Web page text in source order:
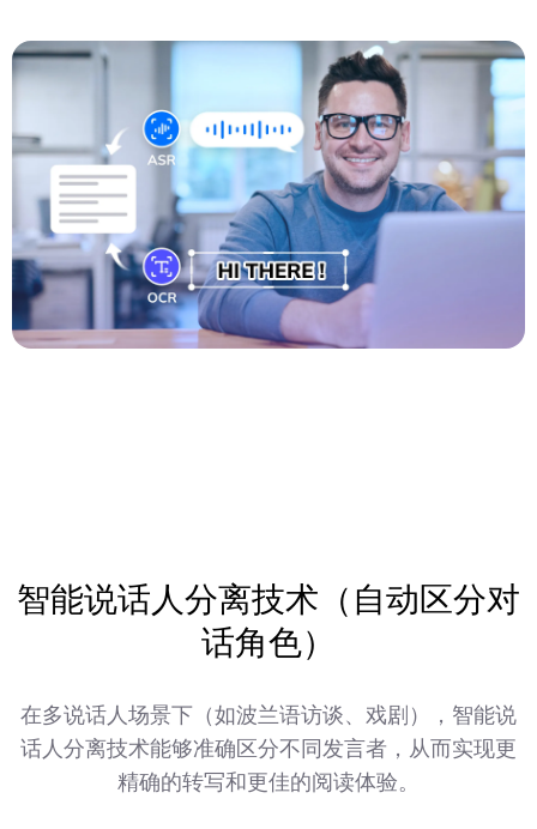
智能说话人分离技术（自动区分对
话角色）
在多说话人场景下（如波兰语访谈、戏剧），智能说
话人分离技术能够准确区分不同发言者，从而实现更
精确的转写和更佳的阅读体验。